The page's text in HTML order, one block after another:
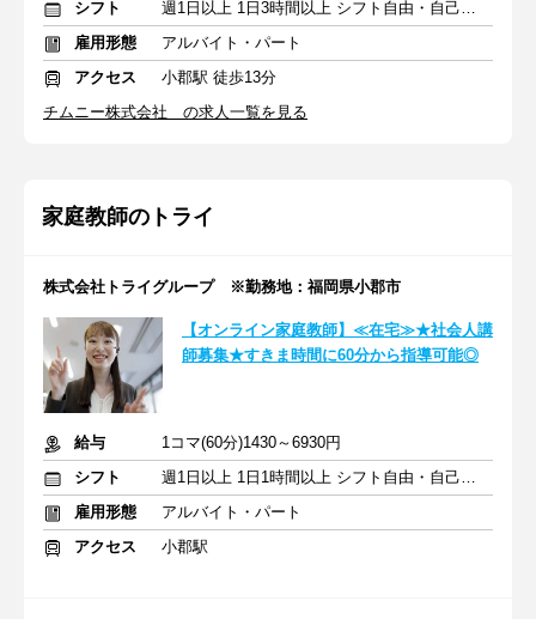
シフト
週1日以上 1日3時間以上 シフト自由・自己申告
雇用形態
アルバイト・パート
アクセス
小郡駅 徒歩13分
チムニー株式会社 の求人一覧を見る
家庭教師のトライ
株式会社トライグループ ※勤務地：福岡県小郡市
【オンライン家庭教師】≪在宅≫★社会人講
師募集★すきま時間に60分から指導可能◎
給与
1コマ(60分)1430～6930円
シフト
週1日以上 1日1時間以上 シフト自由・自己申告
雇用形態
アルバイト・パート
アクセス
小郡駅